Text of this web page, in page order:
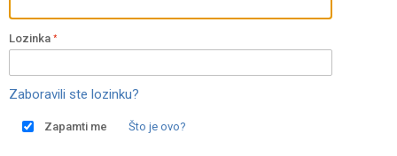
Lozinka
Zaboravili ste lozinku?
Zapamti me Što je ovo?